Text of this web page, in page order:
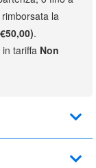
la
.
tariffa Non